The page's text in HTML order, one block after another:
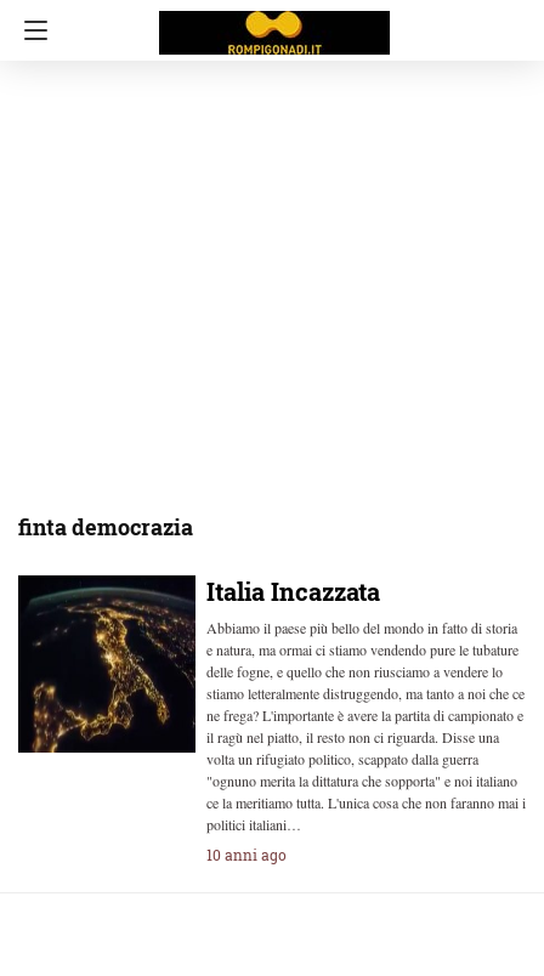
finta democrazia
Italia Incazzata
Abbiamo il paese più bello del mondo in fatto di storia
e natura, ma ormai ci stiamo vendendo pure le tubature
delle fogne, e quello che non riusciamo a vendere lo
stiamo letteralmente distruggendo, ma tanto a noi che ce
ne frega? L'importante è avere la partita di campionato e
il ragù nel piatto, il resto non ci riguarda. Disse una
volta un rifugiato politico, scappato dalla guerra
"ognuno merita la dittatura che sopporta" e noi italiano
ce la meritiamo tutta. L'unica cosa che non faranno mai i
politici italiani…
10 anni ago